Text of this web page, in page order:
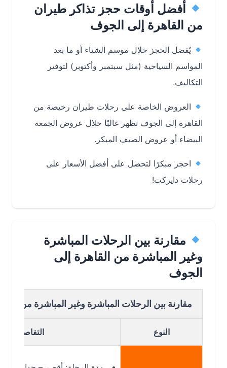
أفضل أوقات حجز تذاكر طيران
من القاهرة إلى الجوف
يُفضل الحجز خلال موسم الشتاء أو ما بعد
المواسم السياحية (مثل سبتمبر وأكتوبر) لتوفير
التكاليف.
العروض الخاصة علىرحلات طيران رخيصة من
القاهرة إلى الجوفتظهر غالبًا خلال عروض الجمعة
البيضاء أو عروض الصيف المبكر.
احجز مبكرًا لتحصل على أفضل الأسعار على
رحلات دايركت!
مقارنة بين الرحلات المباشرة
وغير المباشرة من القاهرة إلى
الجوف
مقارنة بين الرحلات المباشرة وغير المباشرة من القاهرة
التفاصيل